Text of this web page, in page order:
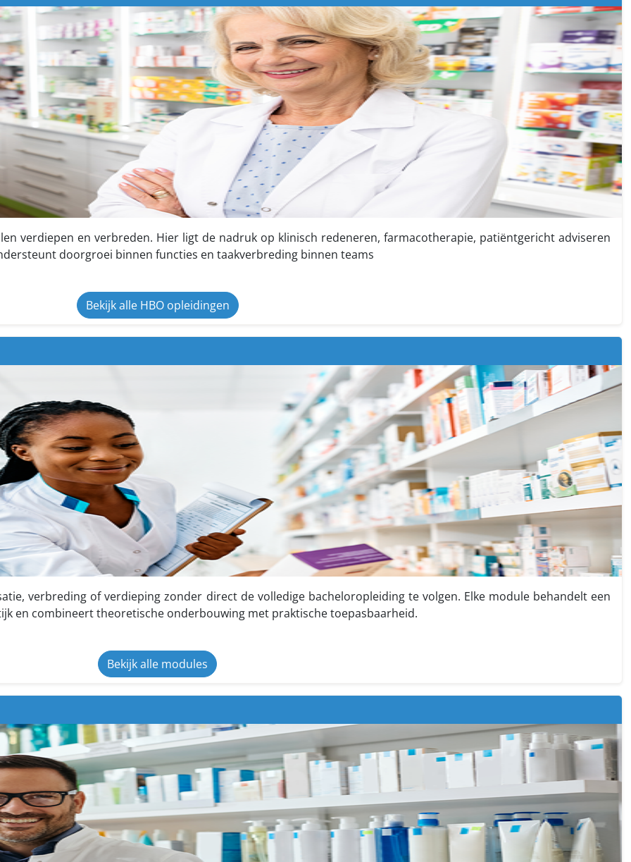
verdiepen en verbreden. Hier ligt de nadruk op klinisch redeneren, farmacotherapie, patiëntgericht adviseren
doorgroei binnen functies en taakverbreding binnen teams
Bekijk alle HBO opleidingen
verbreding of verdieping zonder direct de volledige bacheloropleiding te volgen. Elke module behandelt een
en combineert theoretische onderbouwing met praktische toepasbaarheid.
Bekijk alle modules